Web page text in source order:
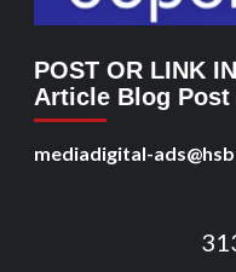
POST OR LINK
Article Blog Post
mediadigital-